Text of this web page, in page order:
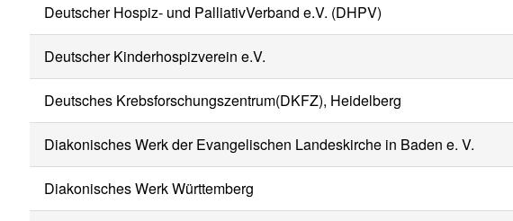
Deutscher Hospiz- und PalliativVerband e.V. (DHPV)
Deutscher Kinderhospizverein e.V.
Deutsches Krebsforschungszentrum(DKFZ), Heidelberg
Diakonisches Werk der Evangelischen Landeskirche in Baden e. V.
Diakonisches Werk Württemberg